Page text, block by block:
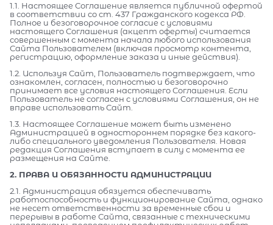
1.1. Настоящее Соглашение является публичной офертой
в соответствии со ст. 437 Гражданского кодекса РФ.
Полное и безоговорочное согласие с условиями
настоящего Соглашения (акцепт оферты) считается
совершенным с момента начала любого использования
Сайта Пользователем (включая просмотр контента,
регистрацию, оформление заказа и иные действия).
1.2. Используя Сайт, Пользователь подтверждает, что
ознакомлен, согласен, полностью и безоговорочно
принимает все условия настоящего Соглашения. Если
Пользователь не согласен с условиями Соглашения, он не
вправе использовать Сайт.
1.3. Настоящее Соглашение может быть изменено
Администрацией в одностороннем порядке без какого-
либо специального уведомления Пользователя. Новая
редакция Соглашения вступает в силу с момента ее
размещения на Сайте.
2. ПРАВА И ОБЯЗАННОСТИ АДМИНИСТРАЦИИ
2.1. Администрация обязуется обеспечивать
работоспособность и функционирование Сайта, однако
не несет ответственности за временные сбои и
перерывы в работе Сайта, связанные с техническими